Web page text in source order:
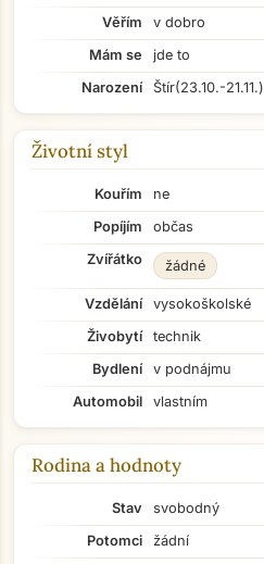
Věřím
v dobro
Mám se
jde to
Narození
Štír(23.10.-21.11.)
Životní styl
Kouřím
ne
Popíjím
občas
Zvířátko
žádné
Vzdělání
vysokoškolské
Živobytí
technik
Bydlení
v podnájmu
Automobil
vlastním
Rodina a hodnoty
Stav
svobodný
Potomci
žádní